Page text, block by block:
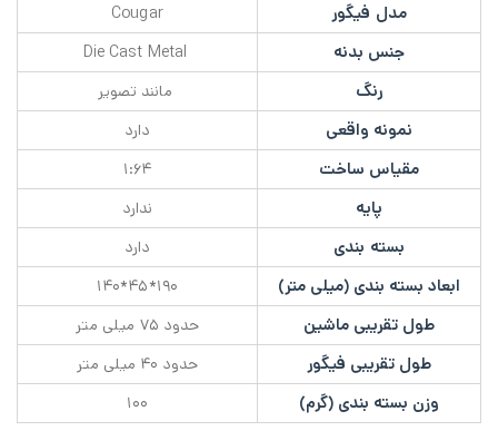
مدل فیگور Cougar
جنس بدنه
رنگ مانند تصویر
نمونه واقعی دارد
مقیاس ساخت ۱:۶۴
پایه ندارد
بسته بندی دارد
ابعاد بسته بندی (میلی متر) ۱۹۰*۴۵*۱۴۰
طول تقریبی ماشین حدود ۷۵ میلی متر
طول تقریبی فیگور حدود ۴۰ میلی متر
وزن بسته بندی (گرم) ۱۰۰